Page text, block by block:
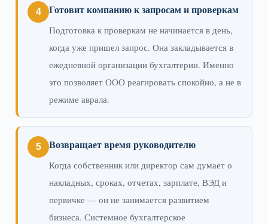
Готовит компанию к запросам и проверкам
Подготовка к проверкам не начинается в день,
когда уже пришел запрос. Она закладывается в
ежедневной организации бухгалтерии. Именно
это позволяет ООО реагировать спокойно, а не в
режиме аврала.
Возвращает время руководителю
Когда собственник или директор сам думает о
накладных, сроках, отчетах, зарплате, ВЭД и
первичке — он не занимается развитием
бизнеса. Системное бухгалтерское